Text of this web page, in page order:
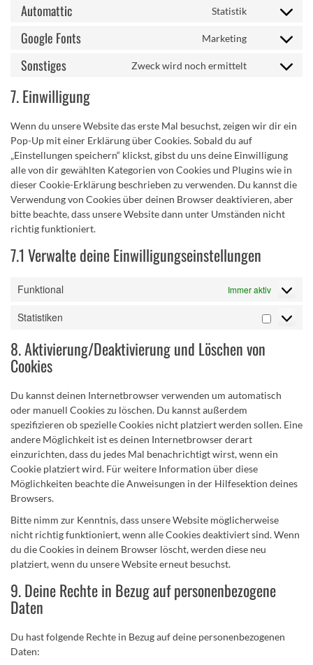
service
Automattic Statistik
Consent
service
Google Fonts Marketing
Consent
service
Sonstiges Zweck wird noch ermittelt
Consent
7. Einwilligung
Wenn du unsere Website das erste Mal besuchst, zeigen wir dir ein
Pop-Up mit einer Erklärung über Cookies. Sobald du auf
„Einstellungen speichern“ klickst, gibst du uns deine Einwilligung
alle von dir gewählten Kategorien von Cookies und Plugins wie in
dieser Cookie-Erklärung beschrieben zu verwenden. Du kannst die
Verwendung von Cookies über deinen Browser deaktivieren, aber
bitte beachte, dass unsere Website dann unter Umständen nicht
richtig funktioniert.
7.1 Verwalte deine Einwilligungseinstellungen
Funktional Immer aktiv
Statistiken
8. Aktivierung/Deaktivierung und Löschen von
Cookies
Du kannst deinen Internetbrowser verwenden um automatisch
oder manuell Cookies zu löschen. Du kannst außerdem
spezifizieren ob spezielle Cookies nicht platziert werden sollen. Eine
andere Möglichkeit ist es deinen Internetbrowser derart
einzurichten, dass du jedes Mal benachrichtigt wirst, wenn ein
Cookie platziert wird. Für weitere Information über diese
Möglichkeiten beachte die Anweisungen in der Hilfesektion deines
Browsers.
Bitte nimm zur Kenntnis, dass unsere Website möglicherweise
nicht richtig funktioniert, wenn alle Cookies deaktiviert sind. Wenn
du die Cookies in deinem Browser löscht, werden diese neu
platziert, wenn du unsere Website erneut besuchst.
9. Deine Rechte in Bezug auf personenbezogene
Daten
Du hast folgende Rechte in Bezug auf deine personenbezogenen
Daten: